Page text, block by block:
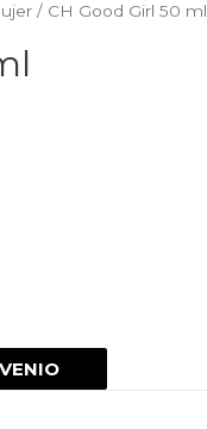
/ CH Good Girl 50 ml